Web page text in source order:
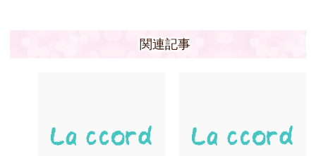
関連記事